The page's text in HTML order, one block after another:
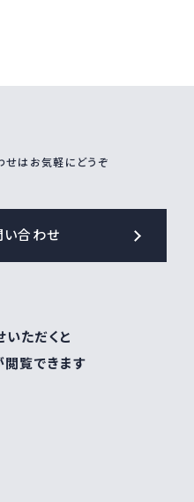
合わせ
せはお気軽にどうぞ
い合わせ
ただくと
覧できます